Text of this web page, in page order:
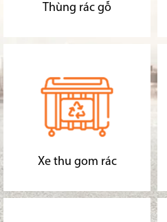
Thùng rác gỗ
Xe thu gom rác